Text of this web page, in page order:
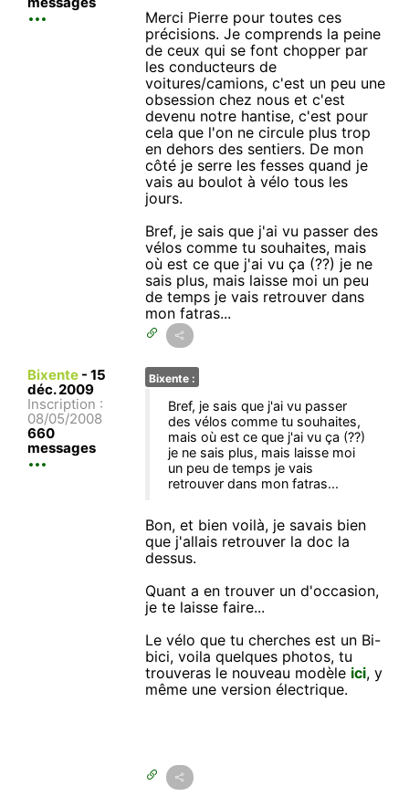
Merci Pierre pour toutes ces
précisions. Je comprends la peine
de ceux qui se font chopper par
les conducteurs de
voitures/camions, c'est un peu une
obsession chez nous et c'est
devenu notre hantise, c'est pour
cela que l'on ne circule plus trop
en dehors des sentiers. De mon
côté je serre les fesses quand je
vais au boulot à vélo tous les
jours.
Bref, je sais que j'ai vu passer des
vélos comme tu souhaites, mais
où est ce que j'ai vu ça (??) je ne
sais plus, mais laisse moi un peu
de temps je vais retrouver dans
mon fatras...
Bixente - 15
déc. 2009
Inscription :
08/05/2008
660
messages
Bixente :
Bref, je sais que j'ai vu passer
des vélos comme tu souhaites,
mais où est ce que j'ai vu ça (??)
je ne sais plus, mais laisse moi
un peu de temps je vais
retrouver dans mon fatras...
Bon, et bien voilà, je savais bien
que j'allais retrouver la doc la
dessus.
Quant a en trouver un d'occasion,
je te laisse faire...
Le vélo que tu cherches est un Bi-
bici, voila quelques photos, tu
trouveras le nouveau modèle ici, y
même une version électrique.